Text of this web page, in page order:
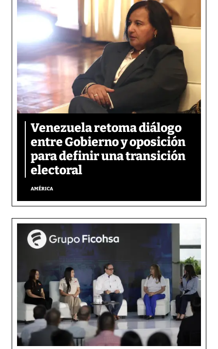
Venezuela retoma diálogo
entre Gobierno y oposición
para definir una transición
electoral
AMÉRICA